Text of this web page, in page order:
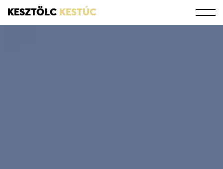
KESZTÖLC KESTÚC